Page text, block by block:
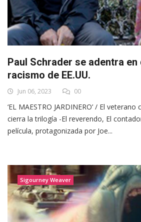
Paul Schrader se adentra
racismo de EE.UU.
Jun 06, 2023 00
‘EL MAESTRO JARDINERO’ / El
cierra la trilogía -El reverendo, El
película, protagonizada por Joe...
Sigourney Weaver